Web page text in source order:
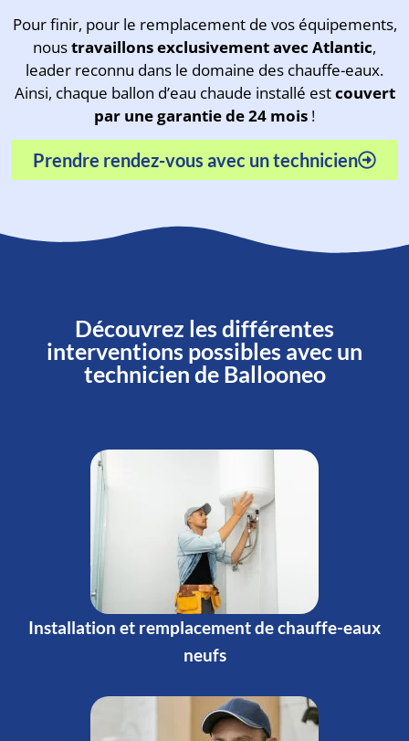
Pour finir, pour le remplacement de vos équipements,
noustravaillons exclusivement avec Atlantic,
leader reconnu dans le domaine des chauffe-eaux.
Ainsi, chaque ballon d’eau chaude installé estcouvert
par une garantie de 24 mois !
Prendre rendez-vous avec un technicien
Découvrez les différentes
interventions possibles avec un
technicien de Ballooneo
Installation et remplacement de chauffe-eaux
neufs